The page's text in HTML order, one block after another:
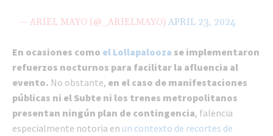
— ARIEL MAYO (@_ARIELMAYO)APRIL 23, 2024
En ocasiones como el Lollapalooza se implementaron
refuerzos nocturnos para facilitar la afluencia al
evento. No obstante, en el caso de manifestaciones
públicas ni el Subte ni los trenes metropolitanos
presentan ningún plan de contingencia, falencia
especialmente notoria en un contexto de recortes de